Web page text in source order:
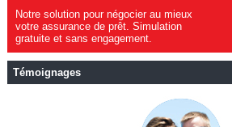
Notre solution pour négocier au mieux
votre assurance de prêt. Simulation
gratuite et sans engagement.
Témoignages